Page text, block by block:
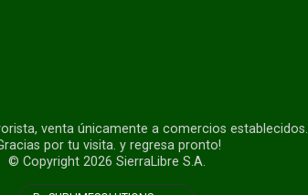
venta únicamente a comercios establecidos.
por tu visita. y regresa pronto!
© Copyright 2026 SierraLibre S.A.